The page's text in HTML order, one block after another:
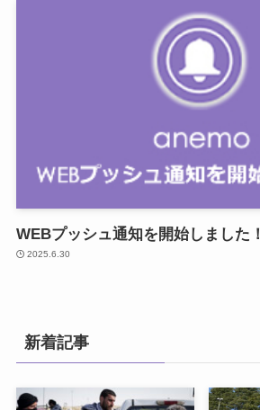
WEBプッシュ通知を開始しました！
2025.6.30
新着記事